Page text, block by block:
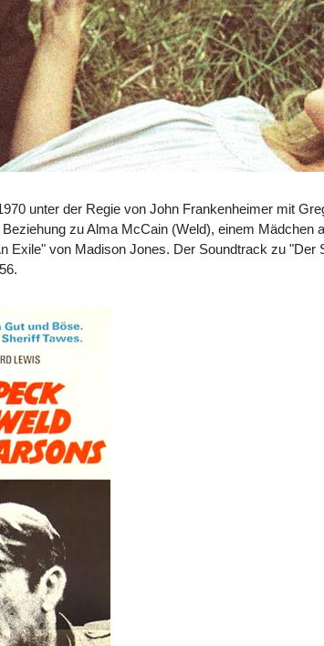
unter der Regie von John Frankenheimer mit
zu Alma McCain (Weld), einem
Exile" von Madison Jones. Der Soundtrack zu